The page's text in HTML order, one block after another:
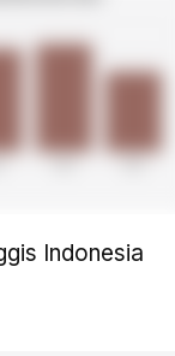
Indonesia